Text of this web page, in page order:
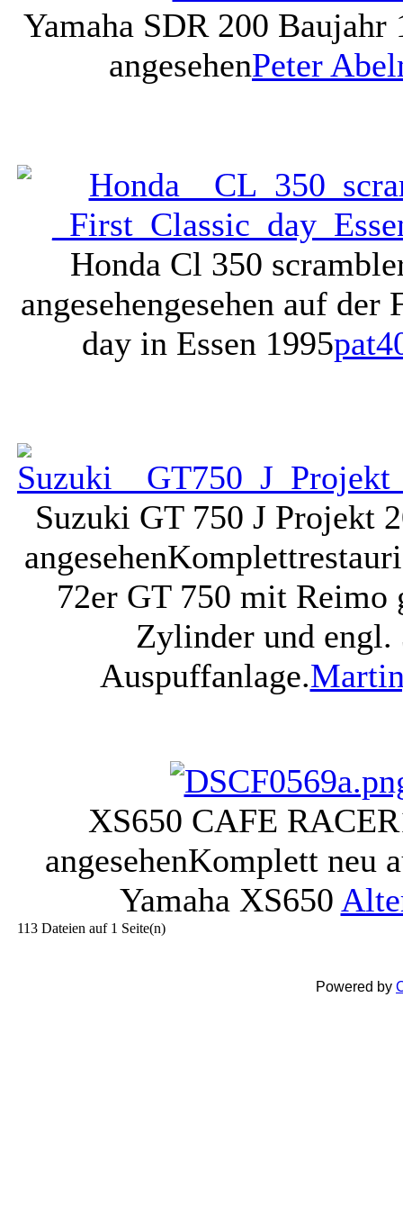
Yamaha SDR 200 Baujahr
angesehenPeter
Honda Cl 350
angesehengesehen auf der
day in Essen 1995
Suzuki GT 750 J Projekt
angesehen
72er GT 750 mit Reimo
Zylinder und engl.
Auspuffanlage.
XS650 CAFE RACER
angesehenKomplett neu
Yamaha XS650
113 Dateien auf 1 Seite(n)
Powered by